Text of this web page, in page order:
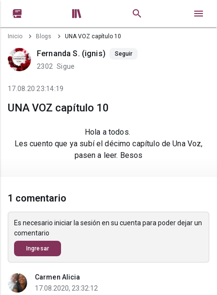
 
Inicio Blogs UNA VOZ capítulo 10
Fernanda S. (ignis) Seguir
2302 Sigue
17.08.20 23:14:19
UNA VOZ capítulo 10
Hola a todos.
Les cuento que ya subí el décimo capítulo de Una Voz,
pasen a leer. Besos
1 comentario
Es necesario iniciar la sesión en su cuenta para poder dejar un
comentario
Ingresar
Carmen Alicia
17.08.2020, 23:32:12